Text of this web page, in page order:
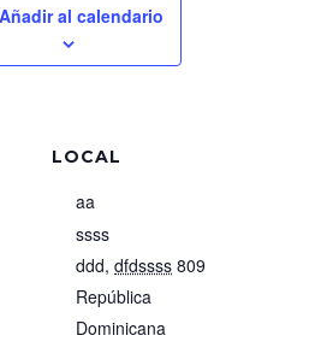
Añadir al calendario
LOCAL
aa
ssss
ddd, dfdssss 809
República
Dominicana